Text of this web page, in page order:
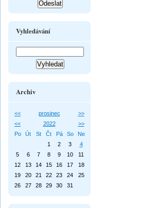
Vyhledávání
Archiv
<< prosinec
>>
<<
2022
>>
Po
Út St Čt Pá So
Ne
1
2 3
4
5
6 7 8 9 10
11
12
13 14 15 16 17
18
19
20 21 22 23 24
25
26
27 28 29 30 31